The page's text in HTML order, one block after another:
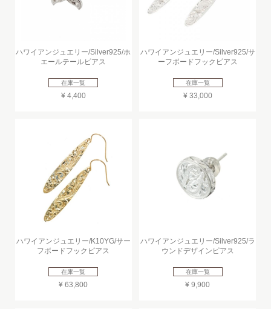
ハワイアンジュエリー/Silver925/ホ
エールテールピアス
在庫一覧
¥ 4,400
ハワイアンジュエリー/Silver925/サ
ーフボードフックピアス
在庫一覧
¥ 33,000
ハワイアンジュエリー/K10YG/サー
フボードフックピアス
在庫一覧
¥ 63,800
ハワイアンジュエリー/Silver925/ラ
ウンドデザインピアス
在庫一覧
¥ 9,900